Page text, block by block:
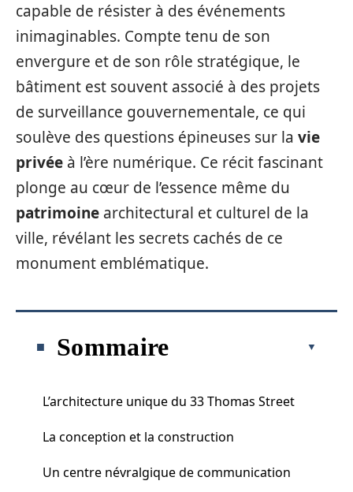
capable de résister à des événements
inimaginables. Compte tenu de son
envergure et de son rôle stratégique, le
bâtiment est souvent associé à des projets
de surveillance gouvernementale, ce qui
soulève des questions épineuses sur la vie
privée à l’ère numérique. Ce récit fascinant
plonge au cœur de l’essence même du
patrimoine architectural et culturel de la
ville, révélant les secrets cachés de ce
monument emblématique.
Sommaire
L’architecture unique du 33 Thomas Street
La conception et la construction
Un centre névralgique de communication